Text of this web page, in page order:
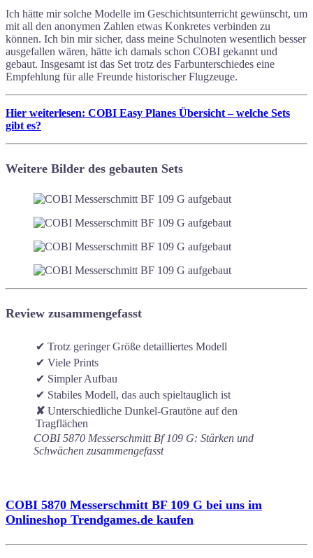
Ich hätte mir solche Modelle im Geschichtsunterricht gewünscht, um
mit all den anonymen Zahlen etwas Konkretes verbinden zu
können. Ich bin mir sicher, dass meine Schulnoten wesentlich besser
ausgefallen wären, hätte ich damals schon COBI gekannt und
gebaut. Insgesamt ist das Set trotz des Farbunterschiedes eine
Empfehlung für alle Freunde historischer Flugzeuge.
Hier weiterlesen: COBI Easy Planes Übersicht – welche Sets
gibt es?
Weitere Bilder des gebauten Sets
Review zusammengefasst
✔ Trotz geringer Größe detailliertes Modell
✔ Viele Prints
✔ Simpler Aufbau
✔ Stabiles Modell, das auch spieltauglich ist
✘ Unterschiedliche Dunkel-Grautöne auf den
Tragflächen
COBI 5870 Messerschmitt Bf 109 G: Stärken und
Schwächen zusammengefasst
COBI 5870 Messerschmitt BF 109 G bei uns im
Onlineshop Trendgames.de kaufen